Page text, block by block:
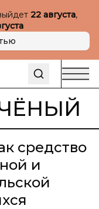
22 августа,
средство
и